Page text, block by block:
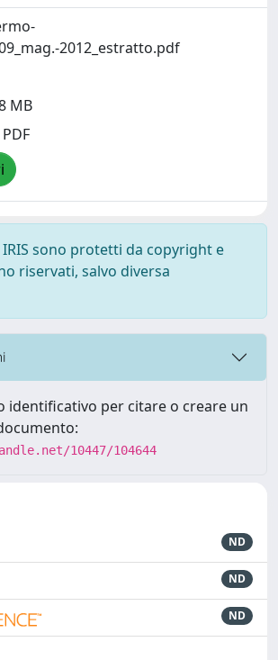
2012_estratto.pdf
MB
sono protetti da copyright e
riservati, salvo diversa
identificativo per citare o creare un
10447/104644
ND
ND
ND